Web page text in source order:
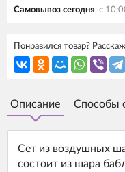
Самовывоз сегодня, с
Понравился товар?
Описание Способы
Сет из воздушных
состоит из шара